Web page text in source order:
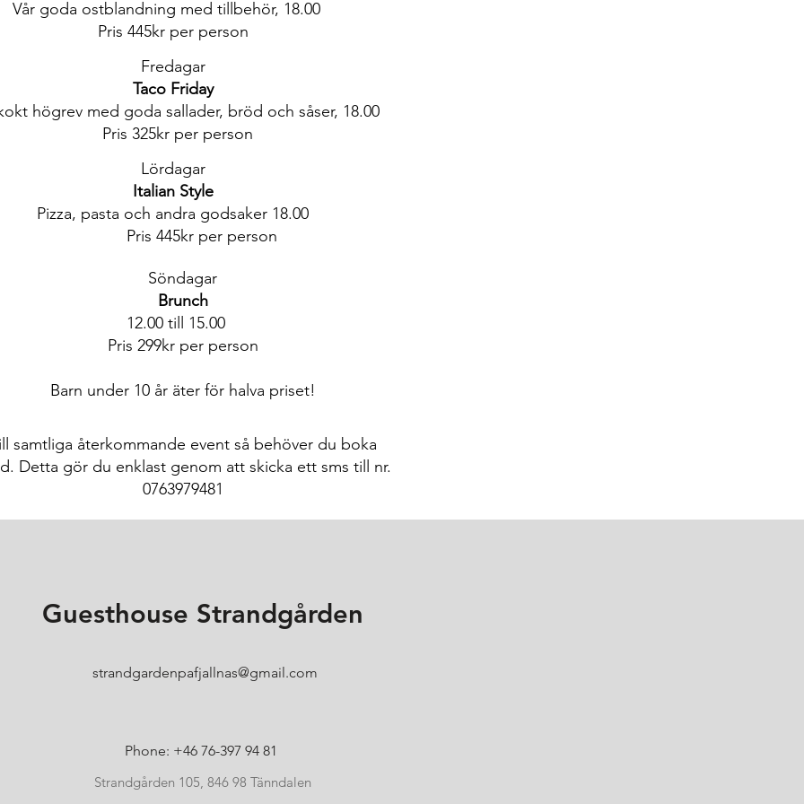
Vår goda ostblandning med tillbehör, 18.00
Pris 445kr per person
Fredagar
Taco Friday
högrev med goda sallader, bröd och såser, 18.00
Pris 325kr per person
Lördagar
Italian Style
pasta och andra godsaker 18.00
Pris 445kr per person
Söndagar
Brunch
12.00 till 15.00
Pris 299kr per person
Barn under 10 år äter för halva priset!
samtliga återkommande event så behöver du boka
Detta gör du enklast genom att skicka ett sms till nr.
0763979481
Guesthouse Strandgården
strandgardenpafjallnas@gmail.com
Phone: +46 76-397 94 81
Strandgården 105, 846 98 Tänndalen